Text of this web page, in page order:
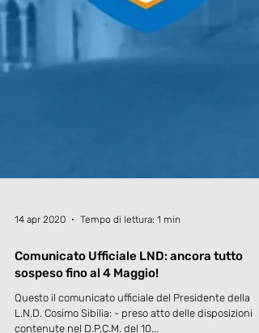
Comunicato Ufficiale LND: ancora tutto
sospeso fino al 4 Maggio!
Questo il comunicato ufficiale del Presidente della